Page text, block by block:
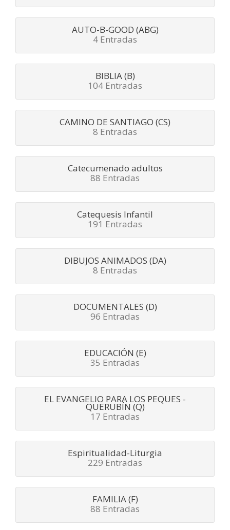
AUTO-B-GOOD (ABG)
4 Entradas
BIBLIA (B)
104 Entradas
CAMINO DE SANTIAGO (CS)
8 Entradas
Catecumenado adultos
88 Entradas
Catequesis Infantil
191 Entradas
DIBUJOS ANIMADOS (DA)
8 Entradas
DOCUMENTALES (D)
96 Entradas
EDUCACIÓN (E)
35 Entradas
EL EVANGELIO PARA LOS PEQUES -
QUERUBÍN (Q)
17 Entradas
Espiritualidad-Liturgia
229 Entradas
FAMILIA (F)
88 Entradas